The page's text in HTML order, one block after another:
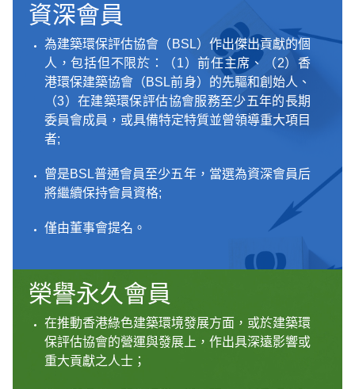
資深會員
為建築環保評估協會（BSL）作出傑出貢獻的個
人，包括但不限於：（1）前任主席、（2）香
港環保建築協會（BSL前身）的先驅和創始人、
（3）在建築環保評估協會服務至少五年的長期
委員會成員，或具備特定特質並曾領導重大項目
者;
曾是BSL普通會員至少五年，當選為資深會員后
將繼續保持會員資格;
僅由董事會提名。
榮譽永久會員
在推動香港綠色建築環境發展方面，或於建築環
保評估協會的營運與發展上，作出具深遠影響或
重大貢獻之人士；